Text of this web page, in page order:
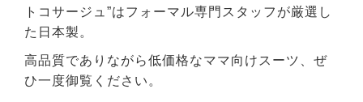
トコサージュ”はフォーマル専門スタッフが厳選し
た日本製。
高品質でありながら低価格なママ向けスーツ、ぜ
ひ一度御覧ください。